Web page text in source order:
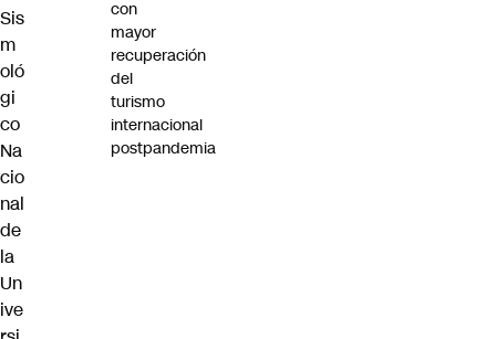
Sis
m
oló
gi
co
Na
cio
nal
de
la
Un
ive
con
mayor
recuperación
del
turismo
internacional
postpandemia